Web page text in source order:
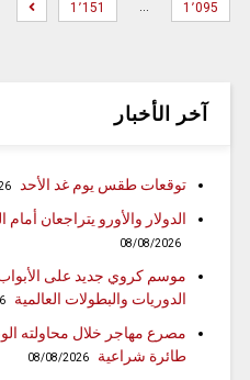
1٬095 … 1٬151
آخر الأخبار
توقعات طقس يوم غد الأحد
الدولار والأورو يتراجعان
08/08/2026
موسم كروي جديد على
الدوريات والبطولات العالمية
مصرع مهاجر خلال محاولته
طائرة شراعية
08/08/2026